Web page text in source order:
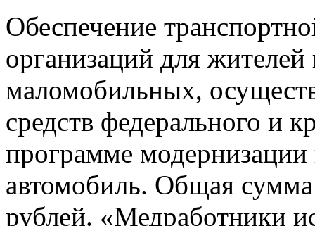
Обеспечение
организаций для жителей
маломобильных,
средств федерального и
программе
автомобиль. Общая сумма
рублей. «Медработники